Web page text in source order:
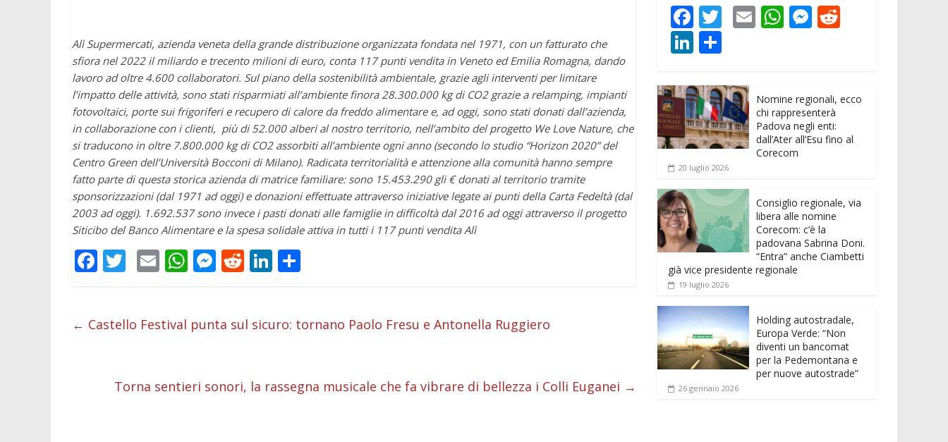
Alì Supermercati, azienda veneta della grande distribuzione organizzata fondata nel 1971, con un fatturato che
sfiora nel 2022 il miliardo e trecento milioni di euro, conta 117 punti vendita in Veneto ed Emilia Romagna, dando
lavoro ad oltre 4.600 collaboratori. Sul piano della sostenibilità ambientale, grazie agli interventi per limitare
l’impatto delle attività, sono stati risparmiati all’ambiente finora 28.300.000 kg di CO2 grazie a relamping, impianti
fotovoltaici, porte sui frigoriferi e recupero di calore da freddo alimentare e, ad oggi, sono stati donati dall’azienda,
in collaborazione con i clienti, più di 52.000 alberi al nostro territorio, nell’ambito del progetto We Love Nature, che
si traducono in oltre 7.800.000 kg di CO2 assorbiti all’ambiente ogni anno (secondo lo studio “Horizon 2020” del
Centro Green dell’Università Bocconi di Milano). Radicata territorialità e attenzione alla comunità hanno sempre
fatto parte di questa storica azienda di matrice familiare: sono 15.453.290 gli € donati al territorio tramite
sponsorizzazioni (dal 1971 ad oggi) e donazioni effettuate attraverso iniziative legate ai punti della Carta Fedeltà (dal
2003 ad oggi). 1.692.537 sono invece i pasti donati alle famiglie in difficoltà dal 2016 ad oggi attraverso il progetto
Siticibo del Banco Alimentare e la spesa solidale attiva in tutti i 117 punti vendita Alì
F
b
T
er
E
l
W
s
p
M
e
er
R
di
Li
e di
← Castello Festival punta sul sicuro: tornano Paolo Fresu e Antonella Ruggiero
Torna sentieri sonori, la rassegna musicale che fa vibrare di bellezza i Colli Euganei →
F
ac
e
b
o
o
k
T
er
E W
A
p
p
M
n
g
er
t
Li
k
e
dI
n
n
di
vi
di
Nomine regionali, ecco
chi rappresenterà
Padova negli enti:
dall’Ater all’Esu fino al
Corecom
20 luglio 2026
Consiglio regionale, via
libera alle nomine
Corecom: c’è la
padovana Sabrina Doni.
“Entra” anche Ciambetti
già vice presidente regionale
19 luglio 2026
Holding autostradale,
Europa Verde: “Non
diventi un bancomat
per la Pedemontana e
per nuove autostrade”
26 gennaio 2026